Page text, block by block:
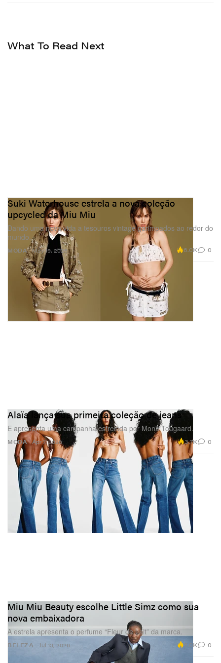
What To Read Next
MODA
Suki Waterhouse estrela a nova coleção
upcycled da Miu Miu
Dando uma nova vida a tesouros vintage garimpados ao redor do
mundo.
May 19, 2026 6.0K 0
MODA
Alaïa lança sua primeira coleção de jeans
E apresenta uma campanha estrelada por Mona Tougaard.
Apr 7, 2026 3.7K 0
BELEZA
Miu Miu Beauty escolhe Little Simz como sua
nova embaixadora
A estrela apresenta o perfume “Fleur de Lait” da marca.
Jul 13, 2026 2.0K 0